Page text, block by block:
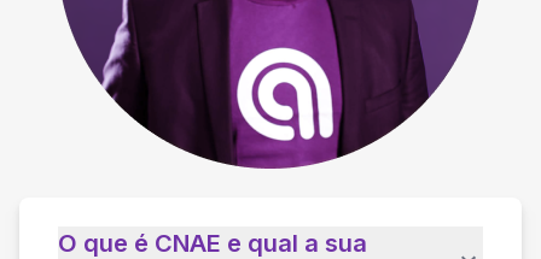
O que é CNAE e qual a sua